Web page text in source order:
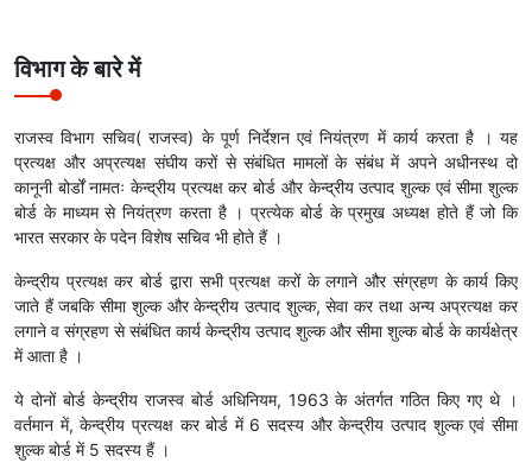
विभाग के बारे में
राजस्व विभाग सचिव( राजस्व) के पूर्ण निर्देशन एवं नियंत्रण में कार्य करता है । यह
प्रत्यक्ष और अप्रत्यक्ष संघीय करों से संबंधित मामलों के संबंध में अपने अधीनस्थ दो
कानूनी बोर्डों नामतः केन्द्रीय प्रत्यक्ष कर बोर्ड और केन्द्रीय उत्पाद शुल्क एवं सीमा शुल्क
बोर्ड के माध्‍यम से नियंत्रण करता है । प्रत्येक बोर्ड के प्रमुख अध्‍यक्ष होते हैं जो कि
भारत सरकार के पदेन विशेष सचिव भी होते हैं ।
केन्द्रीय प्रत्यक्ष कर बोर्ड द्वारा सभी प्रत्यक्ष करों के लगाने और संग्रहण के कार्य किए
जाते हैं जबकि सीमा शुल्क और केन्द्रीय उत्पाद शुल्क, सेवा कर तथा अन्य अप्रत्यक्ष कर
लगाने व संग्रहण से संबंधित कार्य केन्द्रीय उत्पाद शुल्क और सीमा शुल्क बोर्ड के कार्यक्षेत्र
में आता है ।
ये दोनों बोर्ड केन्द्रीय राजस्व बोर्ड अधिनियम, 1963 के अंतर्गत गठित किए गए थे ।
वर्तमान में, केन्द्रीय प्रत्यक्ष कर बोर्ड में 6 सदस्य और केन्द्रीय उत्पाद शुल्क एवं सीमा
शुल्क बोर्ड में 5 सदस्य हैं ।